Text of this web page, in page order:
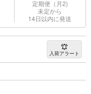
定期便（月2)
未定から
14日以内に発送
入荷アラート